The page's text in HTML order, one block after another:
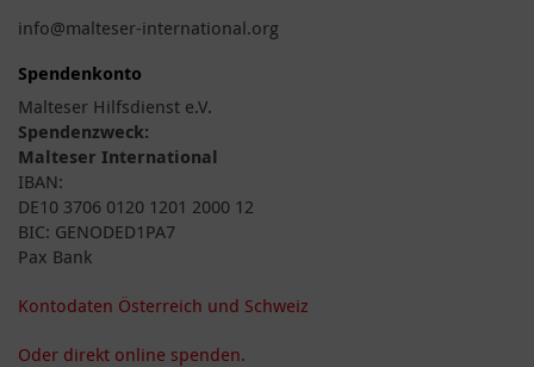
info@malteser-international.org
Spendenkonto
Malteser Hilfsdienst e.V.
Spendenzweck:
Malteser International
IBAN:
DE10 3706 0120 1201 2000 12
BIC: GENODED1PA7
Pax Bank
Kontodaten Österreich und Schweiz
Oder direkt online spenden.